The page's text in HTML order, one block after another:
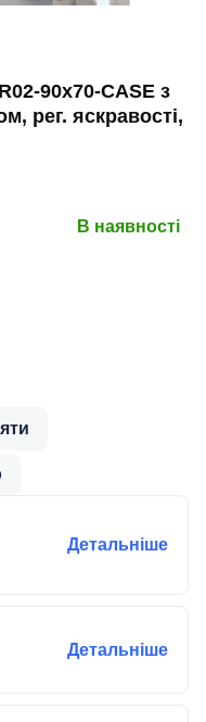
90x70-CASE з
рег. яскравості,
В наявності
Детальніше
Детальніше